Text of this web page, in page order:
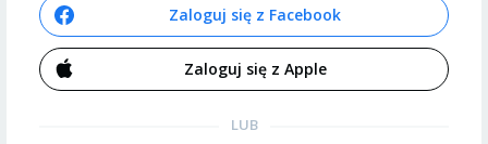
Zaloguj się z Facebook
Zaloguj się z Apple
LUB